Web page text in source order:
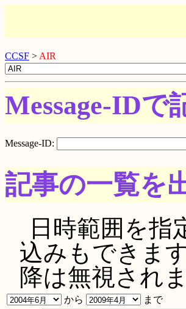
CCSF >AIR
Message-IDで
Message-ID:
記事の一覧を
日時範囲を指
込みもできま
降は無視されま
から
まで